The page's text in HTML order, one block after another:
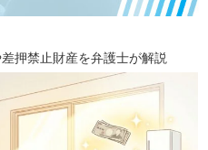
押禁止財産を弁護士が解説